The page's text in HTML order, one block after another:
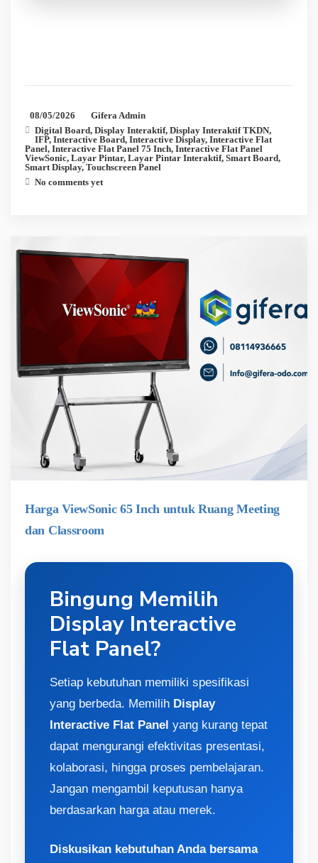
08/05/2026
Gifera Admin
Digital Board, Display Interaktif, Display Interaktif TKDN,
IFP, Interactive Board, Interactive Display, Interactive Flat
Panel, Interactive Flat Panel 75 Inch, Interactive Flat Panel
ViewSonic, Layar Pintar, Layar Pintar Interaktif, Smart Board,
Smart Display, Touchscreen Panel
No comments yet
Harga ViewSonic 65 Inch untuk Ruang Meeting
dan Classroom
Bingung Memilih
Display Interactive
Flat Panel?
Setiap kebutuhan memiliki spesifikasi
yang berbeda. Memilih Display
Interactive Flat Panel yang kurang tepat
dapat mengurangi efektivitas presentasi,
kolaborasi, hingga proses pembelajaran.
Jangan mengambil keputusan hanya
berdasarkan harga atau merek.
Diskusikan kebutuhan Anda bersama